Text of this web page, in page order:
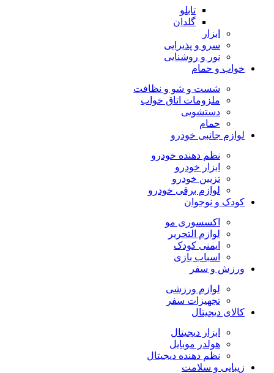
تابلو
گلدان
ابزار
سرو و پذیرایی
نور و روشنایی
خواب و حمام
شست و شو و نظافت
ملزومات اتاق خواب
دستشویی
حمام
لوازم جانبی خودرو
نظم دهنده خودرو
ابزار خودرو
تزیین خودرو
لوازم برقی خودرو
کودک و نوجوان
اکسسوری مو
لوازم التحریر
ایمنی کودک
اسباب بازی
ورزش و سفر
لوازم ورزشی
تجهیزات سفر
کالای دیجیتال
ابزار دیجیتال
هولدر موبایل
نظم دهنده دیجیتال
زیبایی و سلامت